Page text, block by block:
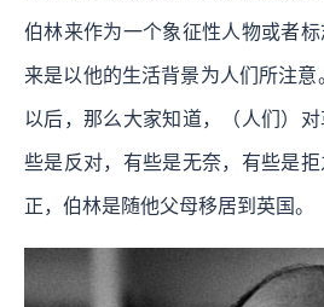
伯林来作为一个象征性人物或者
来是以他的生活背景为人们所注
以后，那么大家知道，（人们）
些是反对，有些是无奈，有些是
正，伯林是随他父母移居到英国。